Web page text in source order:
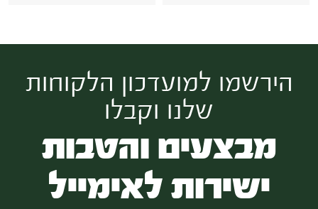
הירשמו למועדכון הלקוחות
שלנו וקבלו
מבצעים והטבות
ישירות לאימייל